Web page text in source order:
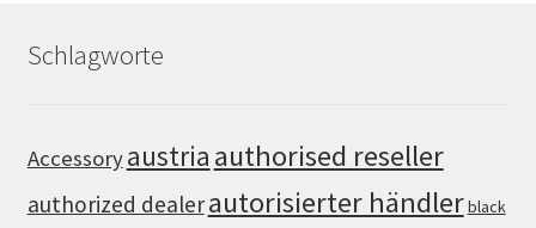
Schlagworte
Accessoryaustria authorised reseller
authorized dealerautorisierter händlerblack